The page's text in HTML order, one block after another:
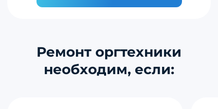
Ремонт оргтехники
необходим, если: